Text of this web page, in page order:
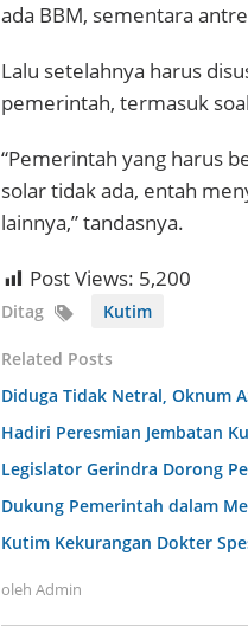
ada BBM, sementara
Lalu setelahnya harus
pemerintah, termasuk
“Pemerintah yang harus
solar tidak ada, entah
lainnya,” tandasnya.
Post Views: 5,200
Ditag Kutim
Related Posts
Diduga Tidak Netral, Oknum
Hadiri Peresmian Jembatan
Legislator Gerindra Dorong
Dukung Pemerintah dalam
Kutim Kekurangan Dokter
oleh Admin